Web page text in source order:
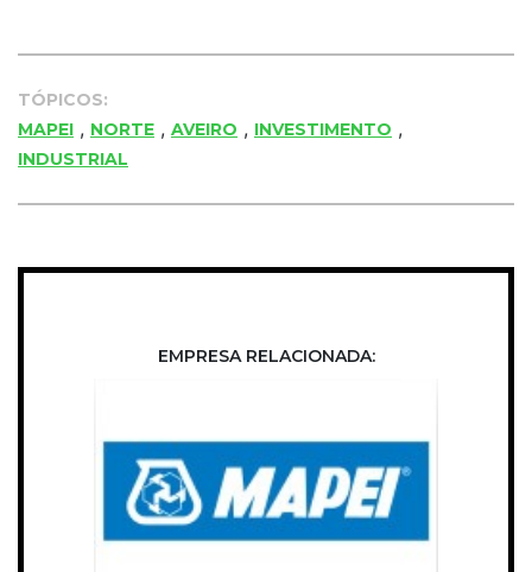
TÓPICOS:
MAPEI , NORTE , AVEIRO , INVESTIMENTO ,
INDUSTRIAL
EMPRESA RELACIONADA: